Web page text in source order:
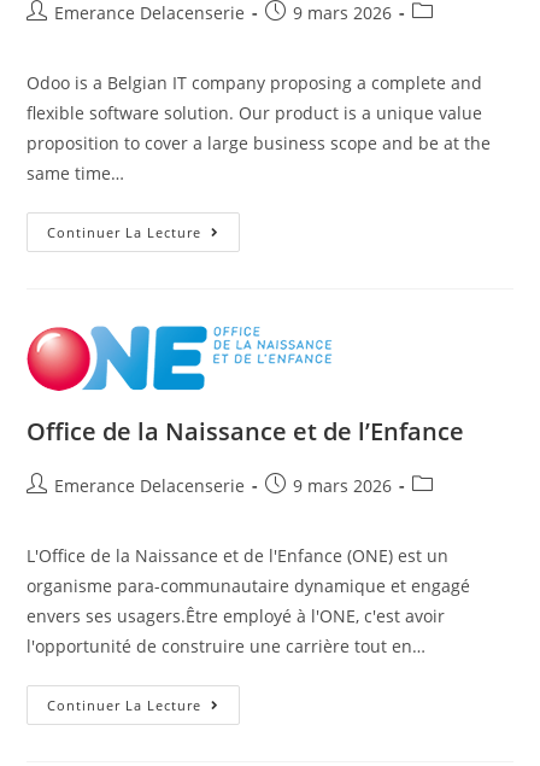
Emerance Delacenserie 9 mars 2026
Odoo is a Belgian IT company proposing a complete and
flexible software solution. Our product is a unique value
proposition to cover a large business scope and be at the
same time…
Continuer La Lecture
Office de la Naissance et de l’Enfance
Emerance Delacenserie 9 mars 2026
L'Office de la Naissance et de l'Enfance (ONE) est un
organisme para-communautaire dynamique et engagé
envers ses usagers.Être employé à l'ONE, c'est avoir
l'opportunité de construire une carrière tout en…
Continuer La Lecture